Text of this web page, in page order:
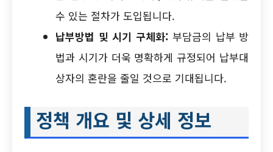
수 있는 절차가 도입됩니다.
납부방법 및 시기 구체화: 부담금의 납부 방
법과 시기가 더욱 명확하게 규정되어 납부대
상자의 혼란을 줄일 것으로 기대됩니다.
정책 개요 및 상세 정보